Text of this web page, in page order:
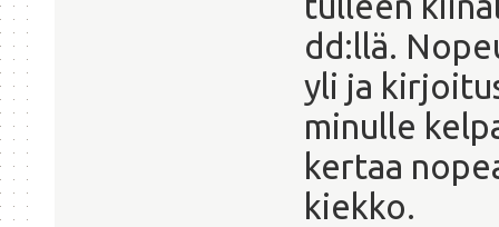
dd:llä.
yli ja
minulle
kertaa
kiekko.